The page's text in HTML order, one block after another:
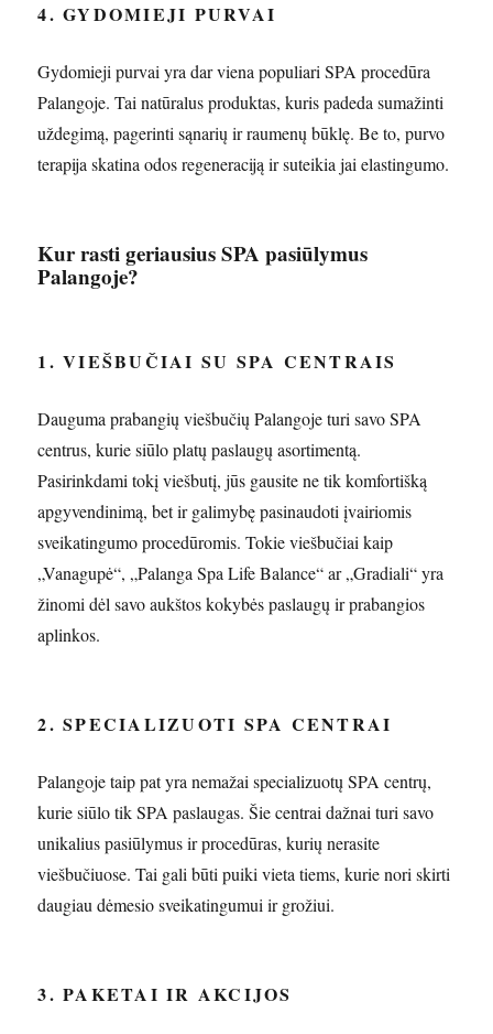
4. GYDOMIEJI PURVAI
Gydomieji purvai yra dar viena populiari SPA procedūra
Palangoje. Tai natūralus produktas, kuris padeda sumažinti
uždegimą, pagerinti sąnarių ir raumenų būklę. Be to, purvo
terapija skatina odos regeneraciją ir suteikia jai elastingumo.
Kur rasti geriausius SPA pasiūlymus
Palangoje?
1. VIEŠBUČIAI SU SPA CENTRAIS
Dauguma prabangių viešbučių Palangoje turi savo SPA
centrus, kurie siūlo platų paslaugų asortimentą.
Pasirinkdami tokį viešbutį, jūs gausite ne tik komfortišką
apgyvendinimą, bet ir galimybę pasinaudoti įvairiomis
sveikatingumo procedūromis. Tokie viešbučiai kaip
„Vanagupė“, „Palanga Spa Life Balance“ ar „Gradiali“ yra
žinomi dėl savo aukštos kokybės paslaugų ir prabangios
aplinkos.
2. SPECIALIZUOTI SPA CENTRAI
Palangoje taip pat yra nemažai specializuotų SPA centrų,
kurie siūlo tik SPA paslaugas. Šie centrai dažnai turi savo
unikalius pasiūlymus ir procedūras, kurių nerasite
viešbučiuose. Tai gali būti puiki vieta tiems, kurie nori skirti
daugiau dėmesio sveikatingumui ir grožiui.
3. PAKETAI IR AKCIJOS